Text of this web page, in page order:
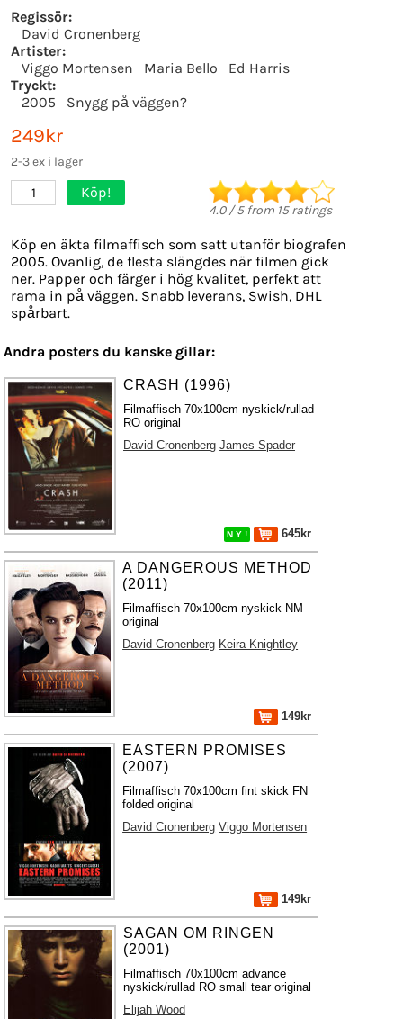
Regissör:
David Cronenberg
Artister:
Viggo Mortensen
Maria Bello
Ed Harris
Tryckt:
2005
Snygg på väggen?
249kr
2-3 ex i lager
1 Köp!
4.0/5from 15ratings
Köp en äkta filmaffisch som satt utanför biografen
2005. Ovanlig, de flesta slängdes när filmen gick
ner. Papper och färger i hög kvalitet, perfekt att
rama in på väggen. Snabb leverans, Swish, DHL
spårbart.
Andra posters du kanske gillar:
CRASH (1996)
Filmaffisch 70x100cm nyskick/rullad
RO original
David Cronenberg James Spader
N Y ! 645kr
A DANGEROUS METHOD
(2011)
Filmaffisch 70x100cm nyskick NM
original
David Cronenberg Keira Knightley
149kr
EASTERN PROMISES
(2007)
Filmaffisch 70x100cm fint skick FN
folded original
David Cronenberg Viggo Mortensen
149kr
SAGAN OM RINGEN
(2001)
Filmaffisch 70x100cm advance
nyskick/rullad RO small tear original
Elijah Wood